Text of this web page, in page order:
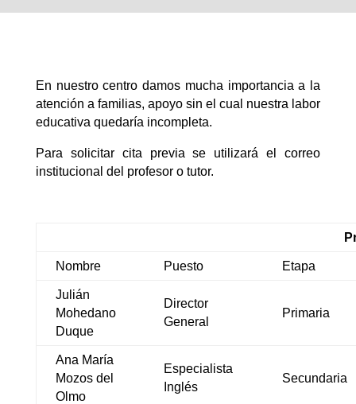
En nuestro centro damos mucha importancia a la
atención a familias, apoyo sin el cual nuestra labor
educativa quedaría incompleta.
Para solicitar cita previa se utilizará el correo
institucional del profesor o tutor.
Nombre Puesto Etapa
Julián
Mohedano
Duque
Director
General
Primaria
Ana María
Mozos del
Olmo
Especialista
Inglés
Secundaria